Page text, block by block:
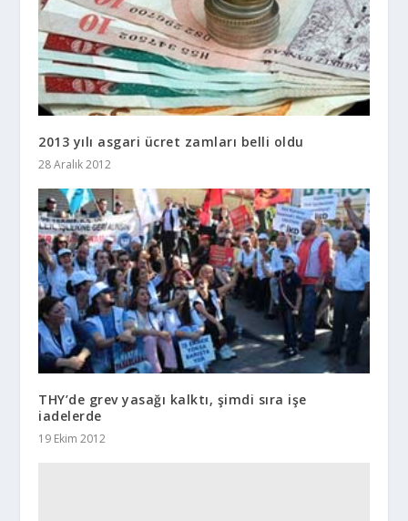
2013 yılı asgari ücret zamları belli oldu
28 Aralık 2012
THY’de grev yasağı kalktı, şimdi sıra işe
iadelerde
19 Ekim 2012